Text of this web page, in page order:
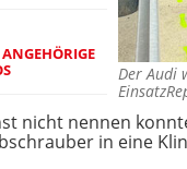
Der Audi
nicht nennen
in eine